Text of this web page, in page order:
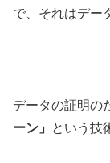
で、それはデー
データの証明の
ーン」
という技